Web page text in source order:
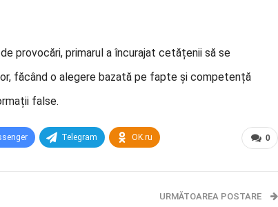
provocări, primarul a încurajat cetățenii să se
făcând o alegere bazată pe fapte și competență
false.
0
Telegram OK.ru
URMĂTOAREA POSTARE